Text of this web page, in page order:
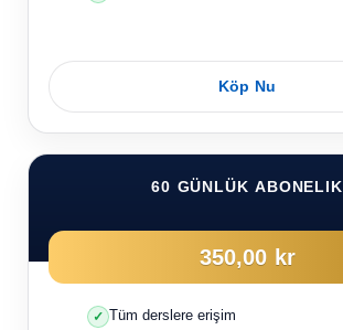
Köp Nu
60 GÜNLÜK ABONELIK
350,00 kr
Tüm derslere erişim